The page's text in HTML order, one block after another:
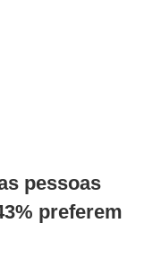
pessoas
preferem